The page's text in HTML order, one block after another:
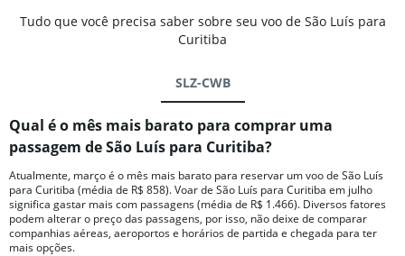
Tudo que você precisa saber sobre seu voo de São Luís para
Curitiba
SLZ-CWB
Qual é o mês mais barato para comprar uma
passagem de São Luís para Curitiba?
Atualmente, março é o mês mais barato para reservar um voo de São Luís
para Curitiba (média de R$ 858). Voar de São Luís para Curitiba em julho
significa gastar mais com passagens (média de R$ 1.466). Diversos fatores
podem alterar o preço das passagens, por isso, não deixe de comparar
companhias aéreas, aeroportos e horários de partida e chegada para ter
mais opções.